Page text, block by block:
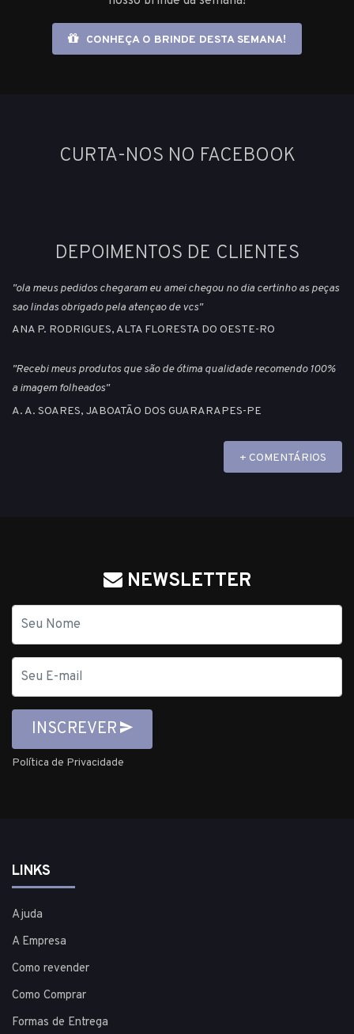
CONHEÇA O BRINDE DESTA SEMANA!
CURTA-NOS NO FACEBOOK
DEPOIMENTOS DE CLIENTES
"ola meus pedidos chegaram eu amei chegou no dia certinho as peças
sao lindas obrigado pela atençao de vcs"
ANA P. RODRIGUES, ALTA FLORESTA DO OESTE-RO
"Recebi meus produtos que são de ótima qualidade recomendo 100%
a imagem folheados"
A. A. SOARES, JABOATÃO DOS GUARARAPES-PE
+ COMENTÁRIOS
NEWSLETTER
mail
INSCREVER
Política de Privacidade
LINKS
Ajuda
A Empresa
Como revender
Como Comprar
Formas de Entrega